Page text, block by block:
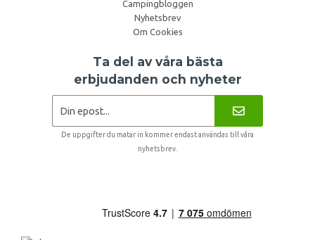
Campingbloggen
Nyhetsbrev
Om Cookies
Ta del av våra bästa
erbjudanden och nyheter
De uppgifter du matar in kommer endast användas till våra
nyhetsbrev.